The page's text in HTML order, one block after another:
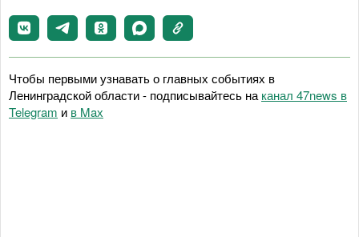
Чтобы первыми узнавать о главных событиях в
Ленинградской области - подписывайтесь на канал 47news в
Telegram и в Maх